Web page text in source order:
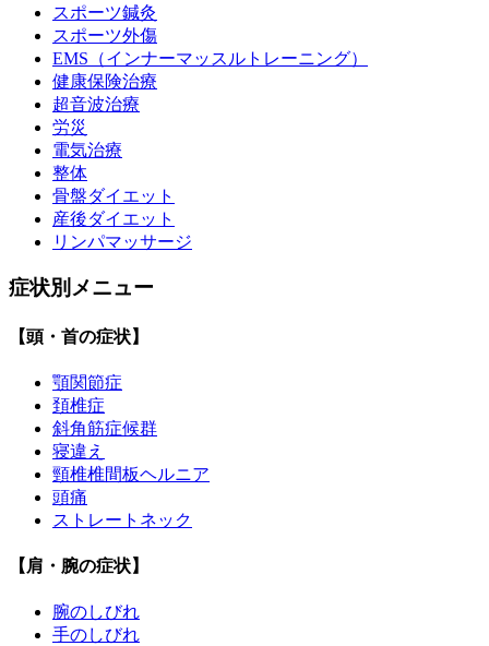
スポーツ鍼灸
スポーツ外傷
EMS（インナーマッスルトレーニング）
健康保険治療
超音波治療
労災
電気治療
整体
骨盤ダイエット
産後ダイエット
リンパマッサージ
症状別メニュー
【頭・首の症状】
顎関節症
頚椎症
斜角筋症候群
寝違え
頸椎椎間板ヘルニア
頭痛
ストレートネック
【肩・腕の症状】
腕のしびれ
手のしびれ